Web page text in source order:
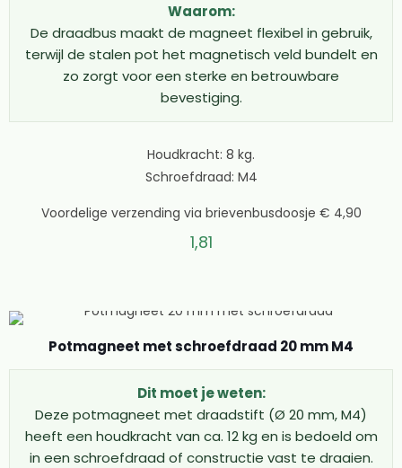
Montage en gebruik van potmagneet
draadeind
Het gebruik van een magneet met draadeinde is
een potmagneet schroefdraad die minimaal 20% meer
kracht heeft dan strikt noodzakelijk, dit geeft je een
veiligheidsmarge. Schroef het gewenste accessoire op
bevestigingsplaat. Zorg ervoor dat de schroefdraad
schoon metalen oppervlak voor optimale hechting.
Controleer regelmatig of de bevestiging nog stevig zit,
magneet altijd recht van het oppervlak af, nooit
zijdelings. Met de juiste zorg gaat jouw potmagneet met
schroefdraad jarenlang mee.
Voordelen van MagneetjesWinkel.nl
Waarom:
De draadbus maakt de magneet flexibel in gebruik,
terwijl de stalen pot het magnetisch veld bundelt en
zo zorgt voor een sterke en betrouwbare
bevestiging.
Houdkracht: 8 kg.
Schroefdraad: M4
Voordelige verzending via brievenbusdoosje € 4,90
1,81
Potmagneet met schroefdraad 20 mm M4
Dit moet je weten:
Deze potmagneet met draadstift (Ø 20 mm, M4)
heeft een houdkracht van ca. 12 kg en is bedoeld om
in een schroefdraad of constructie vast te draaien.